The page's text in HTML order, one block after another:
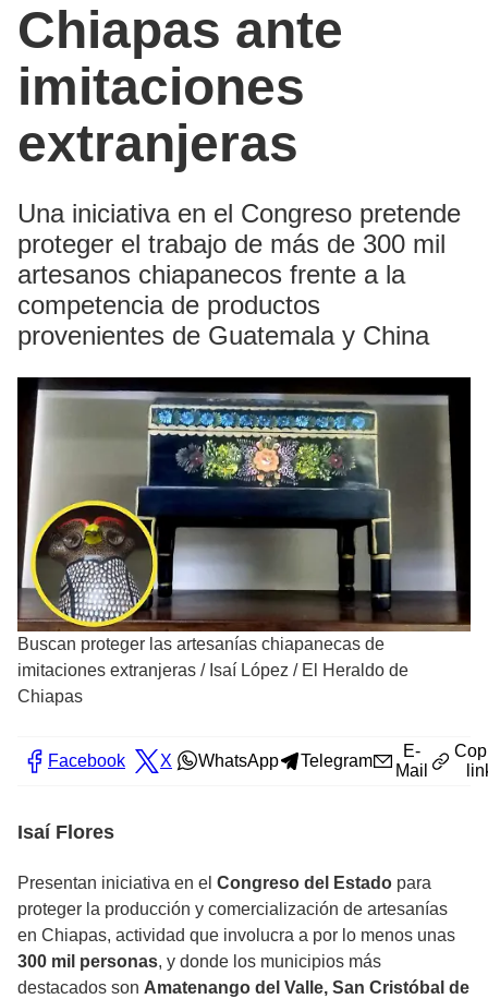
Chiapas ante
imitaciones
extranjeras
Una iniciativa en el Congreso pretende
proteger el trabajo de más de 300 mil
artesanos chiapanecos frente a la
competencia de productos
provenientes de Guatemala y China
Buscan proteger las artesanías chiapanecas de
imitaciones extranjeras / Isaí López / El Heraldo de
Chiapas
Facebook X WhatsApp Telegram
E-
Mail
Isaí Flores
Presentan iniciativa en el Congreso del Estado para
proteger la producción y comercialización de artesanías
en Chiapas, actividad que involucra a por lo menos unas
300 mil personas, y donde los municipios más
destacados son Amatenango del Valle, San Cristóbal de